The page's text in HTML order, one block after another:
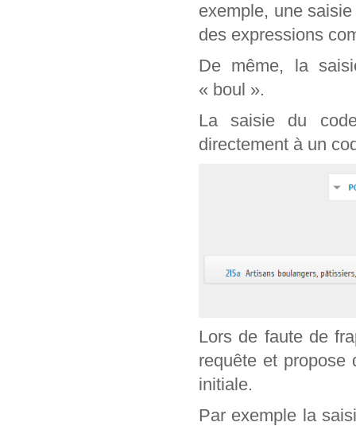
exemple, une
des expressions
De même, la
« boul ».
La saisie du
directement à un
Lors de faute de
requête et propose
initiale.
Par exemple la